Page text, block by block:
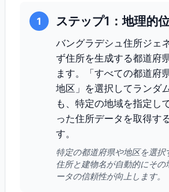
1 ステップ1：地理的
バングラデシュ住所ジェ
ず住所を生成する都道府
ます。「すべての都道府
地区」を選択してランダ
も、特定の地域を指定し
った住所データを取得す
す。
特定の都道府県や地区を選択
住所と建物名が自動的にその
ータの信頼性が向上します。